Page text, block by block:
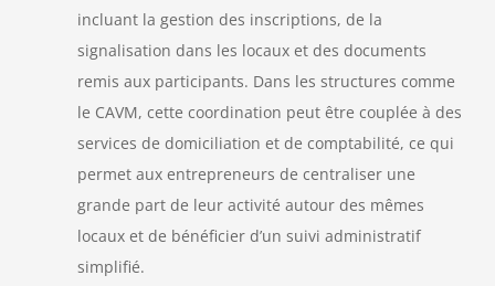
incluant la gestion des inscriptions, de la
signalisation dans les locaux et des documents
remis aux participants. Dans les structures comme
le CAVM, cette coordination peut être couplée à des
services de domiciliation et de comptabilité, ce qui
permet aux entrepreneurs de centraliser une
grande part de leur activité autour des mêmes
locaux et de bénéficier d’un suivi administratif
simplifié.